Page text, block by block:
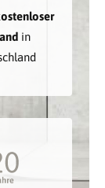
in